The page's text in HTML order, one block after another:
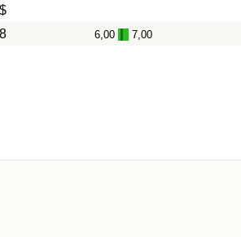
6,00 - 7,00